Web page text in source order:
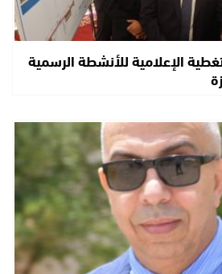
الإعلامية للأنشطة الرسمية